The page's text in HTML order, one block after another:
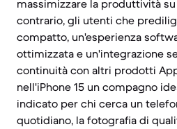
massimizzare la produttività
contrario, gli utenti che
compatto, un'esperienza
ottimizzata e un'integrazione
continuità con altri prodotti
nell'iPhone 15 un compagno
indicato per chi cerca un
quotidiano, la fotografia di